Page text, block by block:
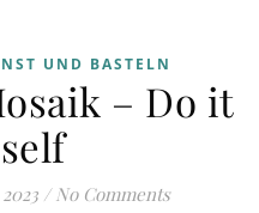
UND BASTELN
– Do it
/ No Comments